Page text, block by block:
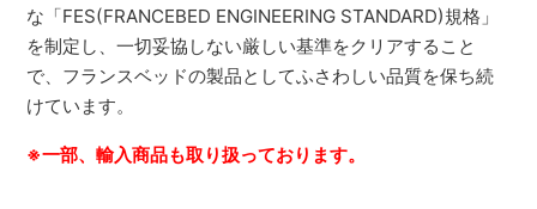
な「FES(FRANCEBED ENGINEERING STANDARD)規格」
を制定し、一切妥協しない厳しい基準をクリアすること
で、フランスベッドの製品としてふさわしい品質を保ち続
けています。
※一部、輸入商品も取り扱っております。